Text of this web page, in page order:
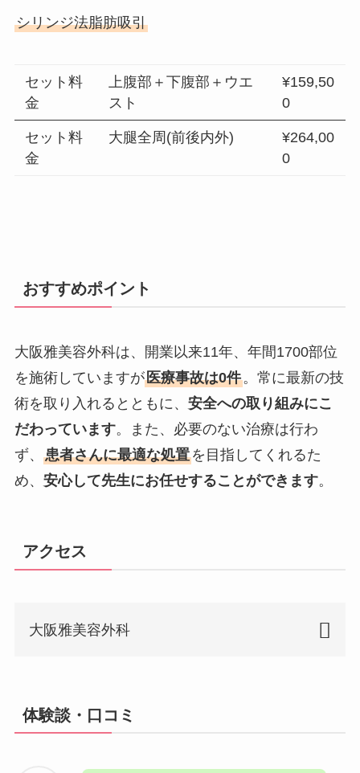
シリンジ法脂肪吸引
セット料
金
上腹部＋下腹部＋ウエ
スト
¥159,50
0
セット料
金
大腿全周(前後内外)
¥264,00
0
おすすめポイント
大阪雅美容外科は、開業以来11年、年間1700部位
を施術していますが医療事故は0件。常に最新の技
術を取り入れるとともに、 安全への取り組みにこ
だわっています。また、必要のない治療は行わ
ず、 患者さんに最適な処置を目指してくれるた
め、 安心して先生にお任せすることができます。
アクセス
大阪雅美容外科
最寄
体験談・口コミ